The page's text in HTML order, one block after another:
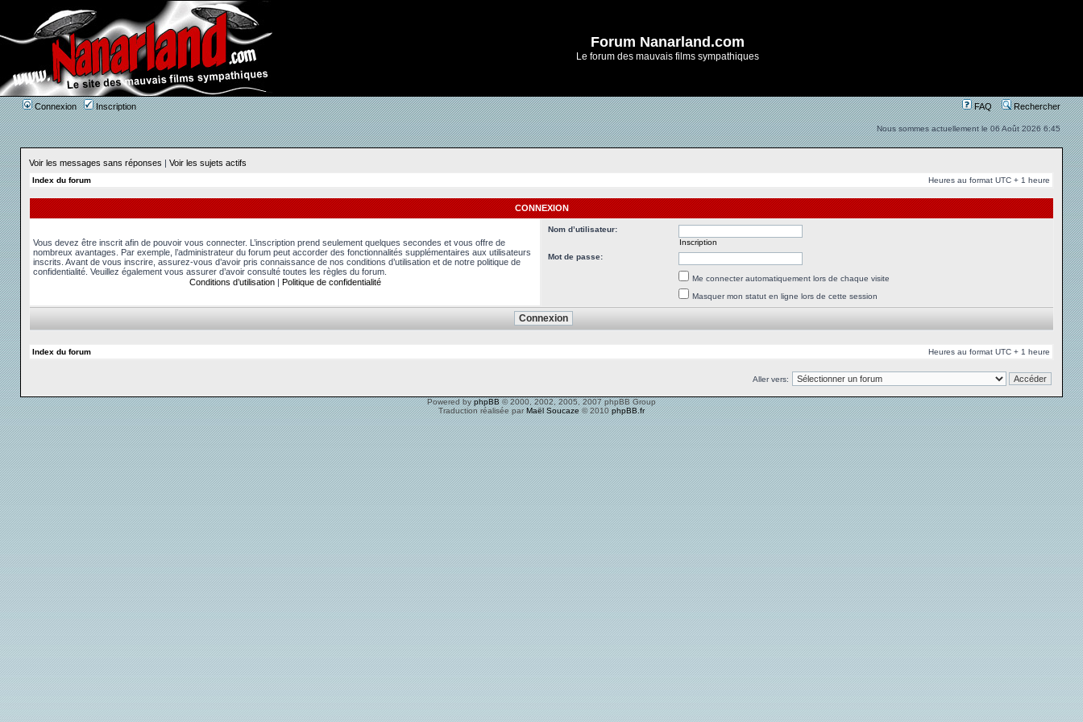
Forum Nanarland.com
Le forum des mauvais films sympathiques
Connexion Inscription FAQ Rechercher
Nous sommes actuellement le 06 Août 2026 6:45
Voir les messages sans réponses | Voir les sujets actifs
Index du forum Heures au format UTC + 1 heure
CONNEXION
Vous devez être inscrit afin de pouvoir vous connecter. L’inscription prend seulement quelques secondes et vous offre de
nombreux avantages. Par exemple, l’administrateur du forum peut accorder des fonctionnalités supplémentaires aux utilisateurs
inscrits. Avant de vous inscrire, assurez-vous d’avoir pris connaissance de nos conditions d’utilisation et de notre politique de
confidentialité. Veuillez également vous assurer d’avoir consulté toutes les règles du forum.
Conditions d’utilisation| Politique de confidentialité
Nom d’utilisateur:
Inscription
Mot de passe:
Me connecter automatiquement lors de chaque visite
Masquer mon statut en ligne lors de cette session
Index du forum Heures au format UTC + 1 heure
Aller vers:
Powered byphpBB© 2000, 2002, 2005, 2007 phpBB Group
Traduction réalisée parMaël Soucaze© 2010phpBB.fr